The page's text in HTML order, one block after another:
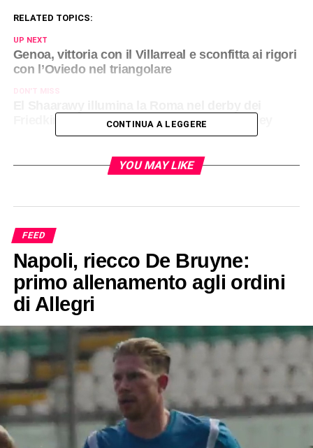
RELATED TOPICS:
UP NEXT
Genoa, vittoria con il Villarreal e sconfitta ai rigori
con l’Oviedo nel triangolare
DON'T MISS
Friedkin: 3-0 al Cannes col debutto di Wesley
CONTINUA A LEGGERE
YOU MAY LIKE
FEED
Napoli, riecco De Bruyne:
primo allenamento agli ordini
di Allegri